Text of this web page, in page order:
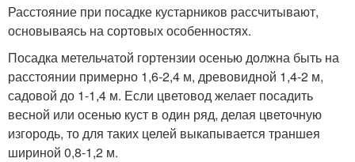
Расстояние при посадке кустарников рассчитывают,
основываясь на сортовых особенностях.
Посадка метельчатой гортензии осенью должна быть на
расстоянии примерно 1,6-2,4 м, древовидной 1,4-2 м,
садовой до 1-1,4 м. Если цветовод желает посадить
весной или осенью куст в один ряд, делая цветочную
изгородь, то для таких целей выкапывается траншея
шириной 0,8-1,2 м.